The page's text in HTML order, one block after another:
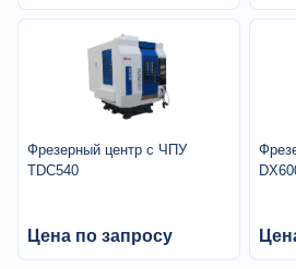
Фрезерный центр с ЧПУ
TDC540
Цена по запросу